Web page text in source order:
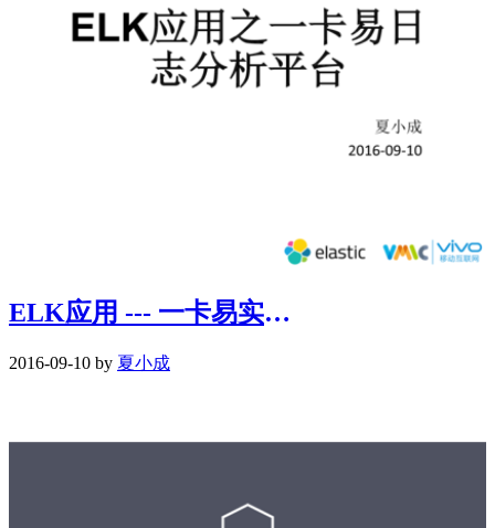
ELK应用 --- 一卡易实时日志分析平台
2016-09-10 by 夏小成